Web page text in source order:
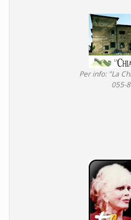
Per info: "La
055-